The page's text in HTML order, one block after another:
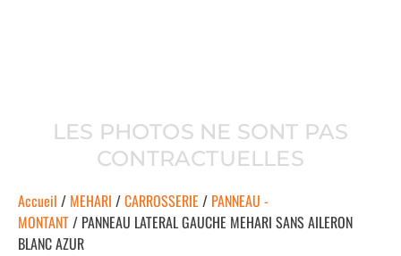
LES PHOTOS NE SONT PAS
CONTRACTUELLES
Accueil / MEHARI /CARROSSERIE / PANNEAU -
MONTANT/ PANNEAU LATERAL GAUCHE MEHARI SANS AILERON
BLANC AZUR